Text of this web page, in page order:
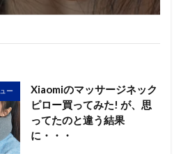
ー
Xiaomiのマッサージネック
ピロー買ってみた! が、思
ってたのと違う結果
に・・・